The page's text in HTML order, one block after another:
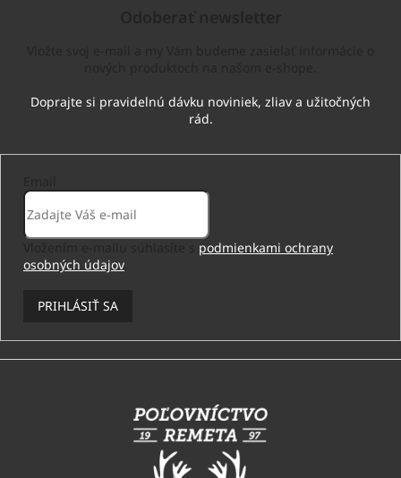
podmienkami ochrany
osobných údajov
PRIHLÁSIŤ SA
Z